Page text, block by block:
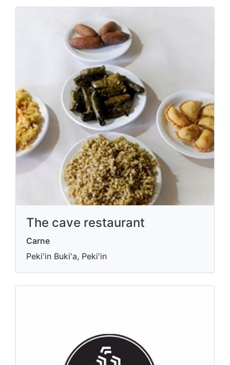
The cave restaurant
Carne
Peki'in Buki'a, Peki'in